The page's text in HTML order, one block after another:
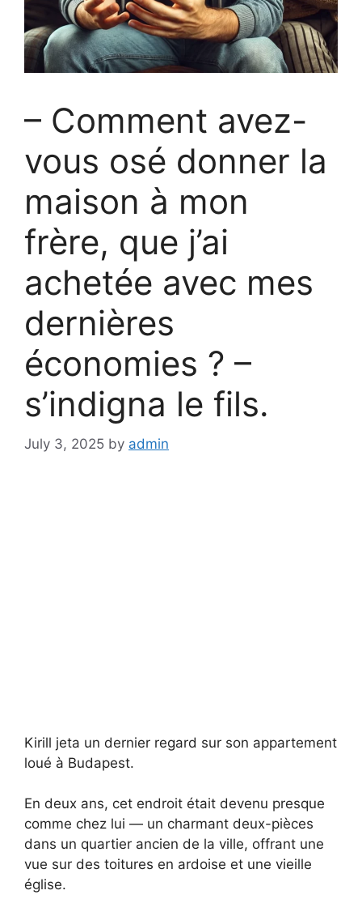
– Comment avez-
vous osé donner la
maison à mon
frère, que j’ai
achetée avec mes
dernières
économies ? –
s’indigna le fils.
July 3, 2025 by admin
Kirill jeta un dernier regard sur son appartement
loué à Budapest.
En deux ans, cet endroit était devenu presque
comme chez lui — un charmant deux-pièces
dans un quartier ancien de la ville, offrant une
vue sur des toitures en ardoise et une vieille
église.